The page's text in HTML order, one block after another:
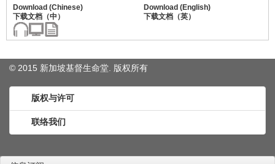
© 2015 新加坡基督生命堂. 版权所有
版权与许可
联络我们